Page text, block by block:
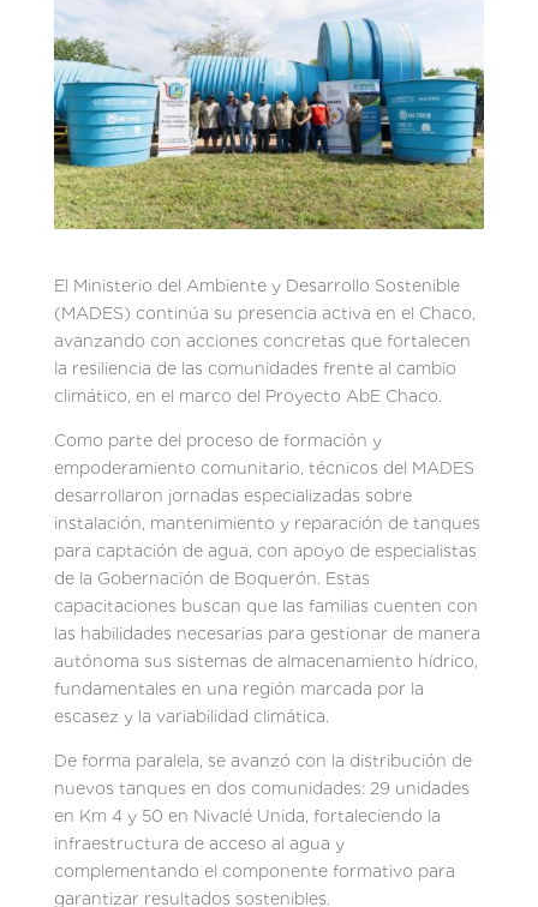
El Ministerio del Ambiente y Desarrollo Sostenible
(MADES) continúa su presencia activa en el Chaco,
avanzando con acciones concretas que fortalecen
la resiliencia de las comunidades frente al cambio
climático, en el marco del Proyecto AbE Chaco.
Como parte del proceso de formación y
empoderamiento comunitario, técnicos del MADES
desarrollaron jornadas especializadas sobre
instalación, mantenimiento y reparación de tanques
para captación de agua, con apoyo de especialistas
de la Gobernación de Boquerón. Estas
capacitaciones buscan que las familias cuenten con
las habilidades necesarias para gestionar de manera
autónoma sus sistemas de almacenamiento hídrico,
fundamentales en una región marcada por la
escasez y la variabilidad climática.
De forma paralela, se avanzó con la distribución de
nuevos tanques en dos comunidades: 29 unidades
en Km 4 y 50 en Nivaclé Unida, fortaleciendo la
infraestructura de acceso al agua y
complementando el componente formativo para
garantizar resultados sostenibles.